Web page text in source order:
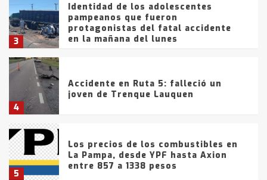
3
Identidad de los adolescentes
pampeanos que fueron
protagonistas del fatal accidente
en la mañana del lunes
4
Accidente en Ruta 5: falleció un
joven de Trenque Lauquen
5
Los precios de los combustibles en
La Pampa, desde YPF hasta Axion
entre 857 a 1338 pesos